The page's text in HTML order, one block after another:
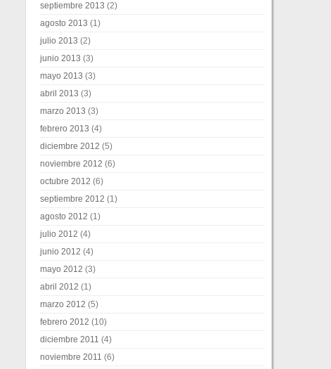
septiembre 2013 (2)
agosto 2013 (1)
julio 2013 (2)
junio 2013 (3)
mayo 2013 (3)
abril 2013 (3)
marzo 2013 (3)
febrero 2013 (4)
diciembre 2012 (5)
noviembre 2012 (6)
octubre 2012 (6)
septiembre 2012 (1)
agosto 2012 (1)
julio 2012 (4)
junio 2012 (4)
mayo 2012 (3)
abril 2012 (1)
marzo 2012 (5)
febrero 2012 (10)
diciembre 2011 (4)
noviembre 2011 (6)